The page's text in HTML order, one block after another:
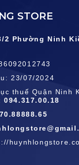
STORE
2 Phường Ninh
23/07/2024
thuế Quận Ninh
094.317.00.18